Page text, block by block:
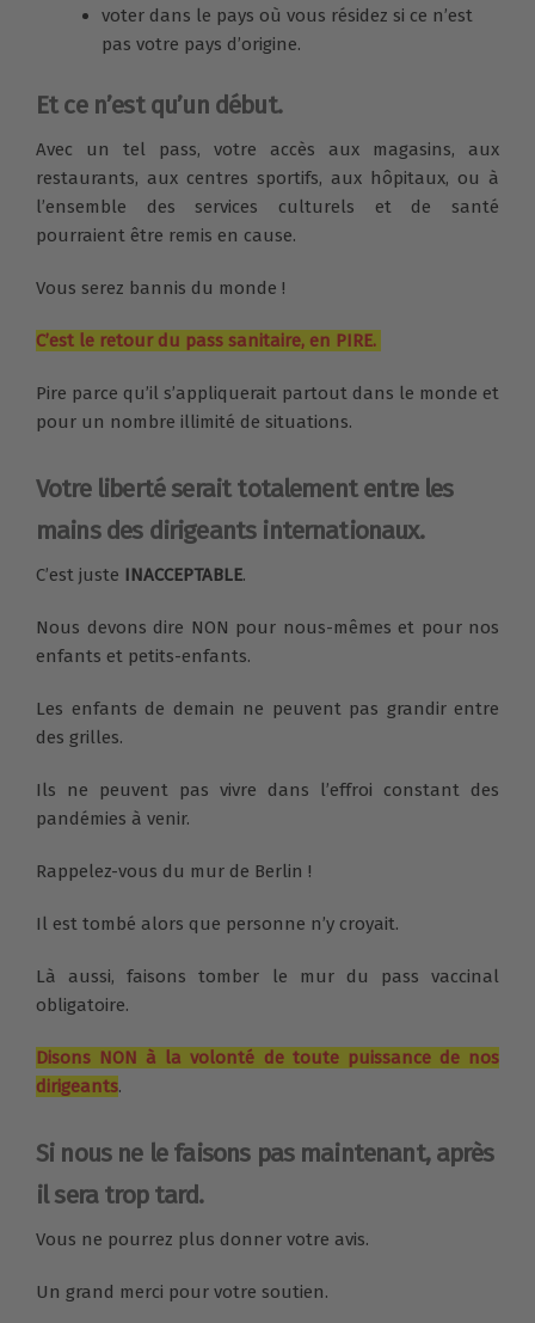
voter dans le pays où vous résidez si ce n’est
pas votre pays d’origine.
Et ce n’est qu’un début.
Avec un tel pass, votre accès aux magasins, aux
restaurants, aux centres sportifs, aux hôpitaux, ou à
l’ensemble des services culturels et de santé
pourraient être remis en cause.
Vous serez bannis du monde !
C’est le retour du pass sanitaire, en PIRE.
Pire parce qu’il s’appliquerait partout dans le monde et
pour un nombre illimité de situations.
Votre liberté serait totalement entre les
mains des dirigeants internationaux.
C’est juste INACCEPTABLE.
Nous devons dire NON pour nous-mêmes et pour nos
enfants et petits-enfants.
Les enfants de demain ne peuvent pas grandir entre
des grilles.
Ils ne peuvent pas vivre dans l’effroi constant des
pandémies à venir.
Rappelez-vous du mur de Berlin !
Il est tombé alors que personne n’y croyait.
Là aussi, faisons tomber le mur du pass vaccinal
obligatoire.
Disons NON à la volonté de toute puissance de nos
dirigeants.
Si nous ne le faisons pas maintenant, après
il sera trop tard.
Vous ne pourrez plus donner votre avis.
Un grand merci pour votre soutien.